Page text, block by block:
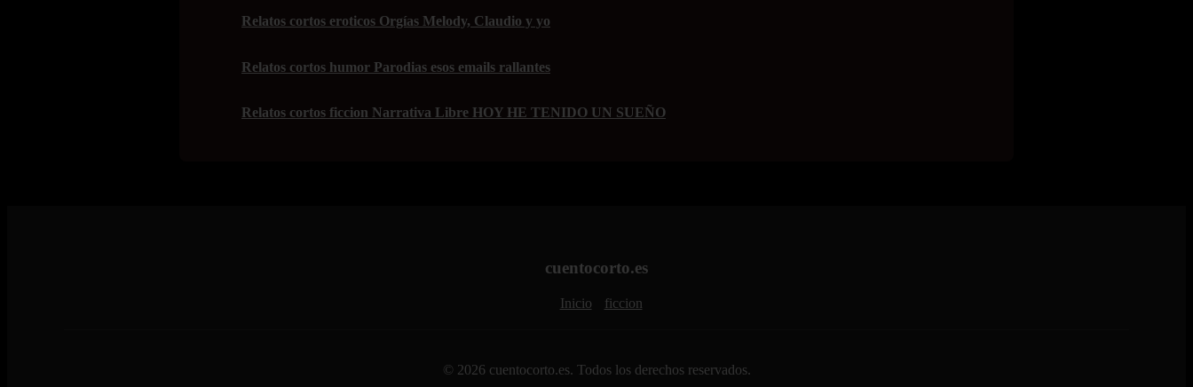
Relatos cortos eroticos Orgías Melody, Claudio y yo
Relatos cortos humor Parodias esos emails rallantes
Relatos cortos ficcion Narrativa Libre HOY HE TENIDO UN SUEÑO
cuentocorto.es
Inicio ficcion
© 2026 cuentocorto.es. Todos los derechos reservados.